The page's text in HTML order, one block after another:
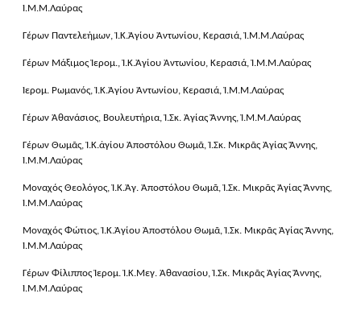
Ἱ.Μ.Μ.Λαύρας
Γέρων Παντελεήμων, Ἱ.Κ.Ἁγίου Ἀντωνίου, Κερασιά, Ἱ.Μ.Μ.Λαύρας
Γέρων Μάξιμος Ἱερομ., Ἱ.Κ.Ἁγίου Ἀντωνίου, Κερασιά, Ἱ.Μ.Μ.Λαύρας
Ἱερομ. Ρωμανός, Ἱ.Κ.Ἁγίου Ἀντωνίου, Κερασιά, Ἱ.Μ.Μ.Λαύρας
Γέρων Ἀθανάσιος, Βουλευτήρια, Ἱ.Σκ. Ἁγίας Ἄννης, Ἱ.Μ.Μ.Λαύρας
Γέρων Θωμᾶς, Ἱ.Κ.ἁγίου Ἀποστόλου Θωμᾶ, Ἱ.Σκ. Μικρᾶς Ἁγίας Ἄννης,
Ἱ.Μ.Μ.Λαύρας
Μοναχός Θεολόγος, Ἱ.Κ.Ἁγ. Ἀποστόλου Θωμᾶ, Ἱ.Σκ. Μικρᾶς Ἁγίας Ἄννης,
Ἱ.Μ.Μ.Λαύρας
Μοναχός Φώτιος, Ἱ.Κ.Ἁγίου Ἀποστόλου Θωμᾶ, Ἱ.Σκ. Μικρᾶς Ἁγίας Ἄννης,
Ἱ.Μ.Μ.Λαύρας
Γέρων Φίλιππος Ἱερομ. Ἱ.Κ.Μεγ. Ἀθανασίου, Ἱ.Σκ. Μικρᾶς Ἁγίας Ἄννης,
Ἱ.Μ.Μ.Λαύρας